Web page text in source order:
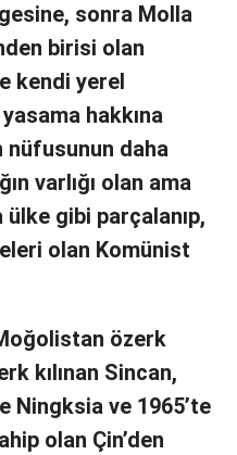
sonra Molla
birisi olan
kendi yerel
hakkına
nüfusunun daha
varlığı olan ama
gibi parçalanıp,
olan Komünist
özerk
kılınan Sincan,
Ningksia ve 1965’te
olan Çin’den